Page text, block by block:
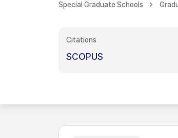
Special Graduate Schools
Citations
SCOPUS